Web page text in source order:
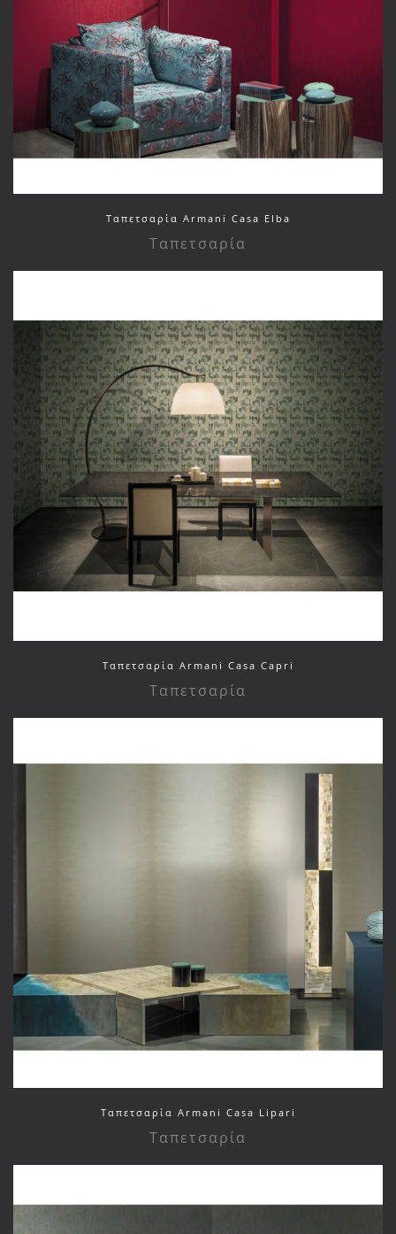
Ταπετσαρία Armani Casa Elba
Ταπετσαρία
Ταπετσαρία Armani Casa Capri
Ταπετσαρία
Ταπετσαρία Armani Casa Lipari
Ταπετσαρία